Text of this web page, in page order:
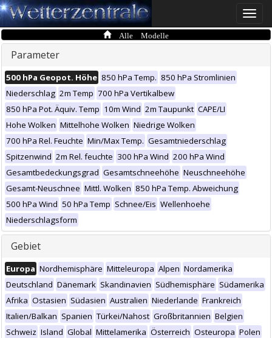
Toggle
Alle Modelle
Parameter
500 hPa Geopot. Höhe 850 hPa Temp. 850 hPa Stromlinien
Niederschlag 2m Temp 700 hPa Vertikalbew
850 hPa Pot. Äquiv. Temp 10m Wind 2m Taupunkt CAPE/LI
Hohe Wolken Mittelhohe Wolken Niedrige Wolken
700 hPa Rel. Feuchte Min/Max Temp. Gesamtniederschlag
Spitzenwind 2m Rel. feuchte 300 hPa Wind 200 hPa Wind
Gesamtbedeckungsgrad Gesamtschneehöhe Neuschneehöhe
Gesamt-Neuschnee Mittl. Wolken 850 hPa Temp. Abweichung
500 hPa Wind 50 hPa Temp Schnee/Eis Wellenhoehe
Niederschlagsform
Gebiet
Europa Nordhemisphäre Mitteleuropa Alpen Nordamerika
Deutschland Dänemark Skandinavien Südhemisphäre Südamerika
Afrika Ostasien Südasien Australien Niederlande Frankreich
Italien/Balkan Spanien Türkei/Nahost Großbritannien Belgien
Schweiz Island Global Mittelamerika Österreich Osteuropa Polen